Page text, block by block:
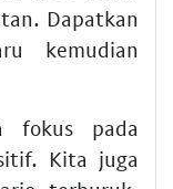
Dapatkan
kemudian
fokus pada
Kita juga